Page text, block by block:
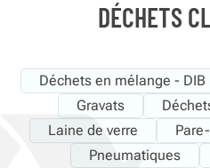
DÉCHETS
Déchets en mélange - DIB
Gravats
Laine de verre
Pneumatiques